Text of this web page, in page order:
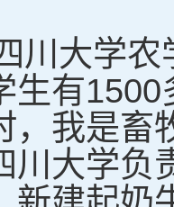
大学农
生有
是畜牧
川大学负